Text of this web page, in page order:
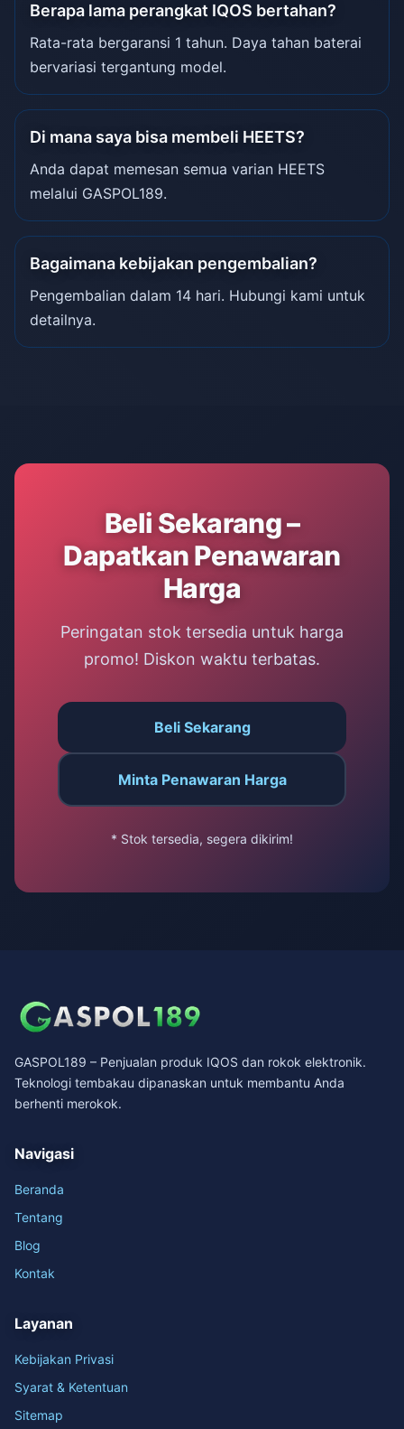
Berapa lama perangkat IQOS bertahan?
Rata-rata bergaransi 1 tahun. Daya tahan baterai
bervariasi tergantung model.
Di mana saya bisa membeli HEETS?
Anda dapat memesan semua varian HEETS
melalui GASPOL189.
Bagaimana kebijakan pengembalian?
Pengembalian dalam 14 hari. Hubungi kami untuk
detailnya.
Beli Sekarang –
Dapatkan Penawaran
Harga
Peringatan stok tersedia untuk harga
promo! Diskon waktu terbatas.
Beli Sekarang
Minta Penawaran Harga
* Stok tersedia, segera dikirim!
GASPOL189 – Penjualan produk IQOS dan rokok elektronik.
Teknologi tembakau dipanaskan untuk membantu Anda
berhenti merokok.
Navigasi
Beranda
Tentang
Blog
Kontak
Layanan
Kebijakan Privasi
Syarat & Ketentuan
Sitemap